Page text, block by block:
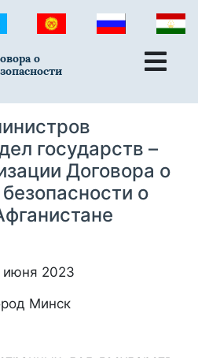
о
государств –
Договора о
о
июня 2023
Минск